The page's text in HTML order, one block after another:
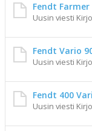
Fendt Farmer
Uusin viesti
Fendt Vario
Uusin viesti
Fendt 400
Uusin viesti